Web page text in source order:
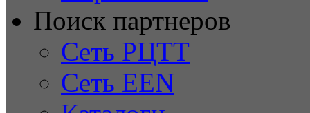
Поиск партнеров
Сеть РЦТТ
Сеть EEN